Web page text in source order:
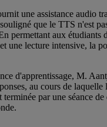
une assistance audio
que le TTS n'est
permettant aux étudiants
lecture intensive, la
d'apprentissage, M.
au cours de
par une séance